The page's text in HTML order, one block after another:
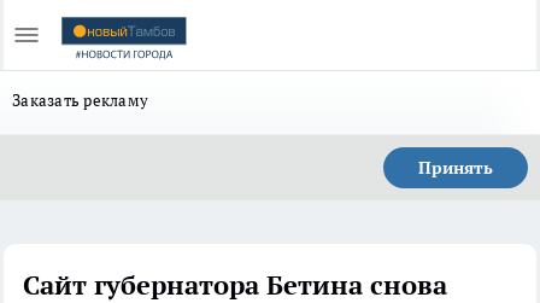
Заказать рекламу
Принять
Сайт губернатора Бетина снова